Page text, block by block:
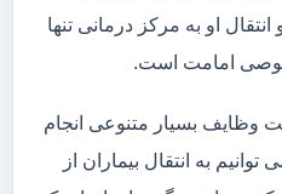
او به مرکز درمانی تنها
امامت است.
وظایف بسیار متنوعی انجام
به انتقال بیماران از